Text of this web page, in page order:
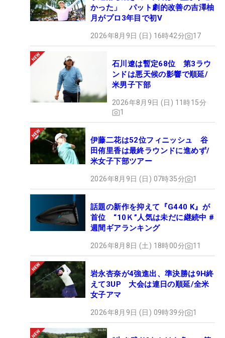
かった」 パット劇的改善の吉澤柚
月がプロ3年目で初V
2026年8月9日 (日) 16時42分 17
石川遼は暫定68位 第3ラウ
ンドは悪天候の影響で順延/
米男子下部
2026年8月9日 (日) 11時15分
1
伊藤二花は52位フィニッシュ 谷
田侑里香は最終ラウンドに進めず/
米女子下部ツアー
2026年8月9日 (日) 07時35分 1
話題の新作を抑えて『G440 K』が
首位 “10Ｋ”人気は未だに継続中 #
週間ギアランキング
2026年8月8日 (土) 18時00分 11
岩永杏奈が4強進出、準決勝は9H終
えて3UP 大会は連日の順延/全米
女子アマ
2026年8月9日 (日) 09時39分 1